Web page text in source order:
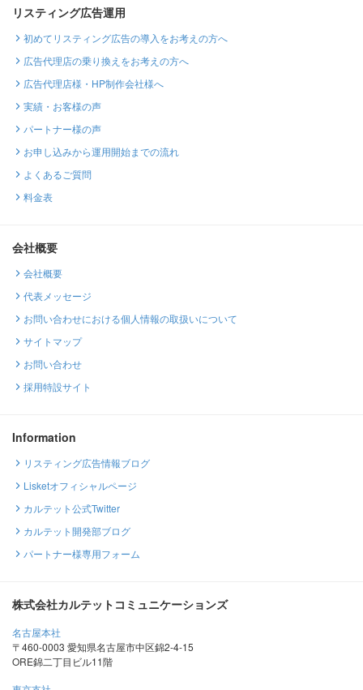
リスティング広告運用
初めてリスティング広告の導入をお考えの方へ
広告代理店の乗り換えをお考えの方へ
広告代理店様・HP制作会社様へ
実績・お客様の声
パートナー様の声
お申し込みから運用開始までの流れ
よくあるご質問
料金表
会社概要
会社概要
代表メッセージ
お問い合わせにおける個人情報の取扱いについて
サイトマップ
お問い合わせ
採用特設サイト
Information
リスティング広告情報ブログ
Lisketオフィシャルページ
カルテット公式Twitter
カルテット開発部ブログ
パートナー様専用フォーム
株式会社カルテットコミュニケーションズ
名古屋本社
〒460-0003 愛知県名古屋市中区錦2-4-15
ORE錦二丁目ビル11階